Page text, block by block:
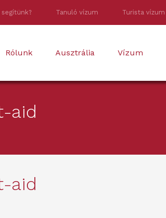
segítünk? Tanuló vízum Turista vízum
Rólunk Ausztrália Vízum
aid
aid